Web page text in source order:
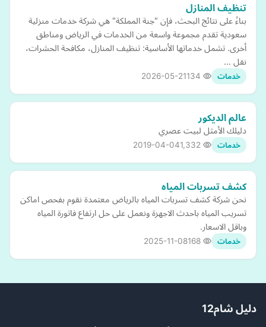
تنظيف المنازل
بناءً على نتائج البحث، فإن "جنة المملكة" هي شركة خدمات منزلية
سعودية تقدم مجموعة واسعة من الخدمات في الرياض ومناطق
أخرى. تشمل خدماتها الأساسية: تنظيف المنازل، مكافحة الحشرات،
نقل …
خدمات 2026-05-21
عالم الديكور
دليلك الأمثل لبيت عصري
خدمات 2019-04-04
كشف تسربات المياه
نحن شركة كشف تسربات المياه بالرياض معتمدة نقوم بفحص اماكن
تسريب المياه باحدث الاجهزة ونعمل على حل ارتفاع فاتورة المياه
وباقل الاسعار.
خدمات 2025-11-08
دليل شام12